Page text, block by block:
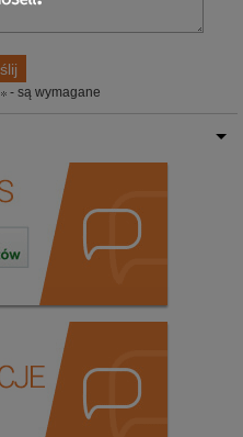
- są wymagane